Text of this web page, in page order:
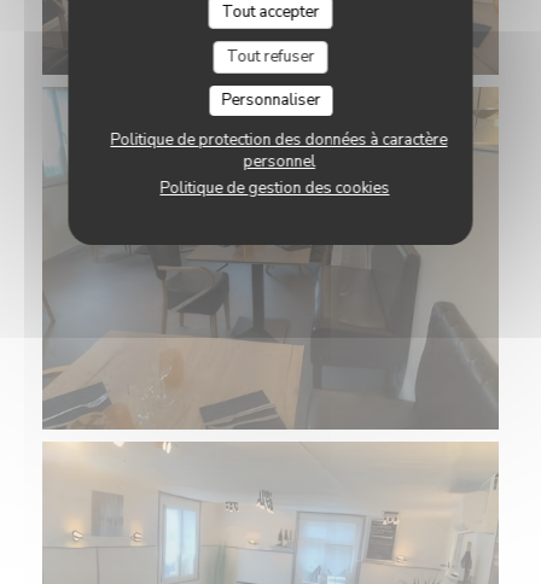
Tout accepter
Tout refuser
Personnaliser
Politique de protection des données à caractère
personnel
Politique de gestion des cookies